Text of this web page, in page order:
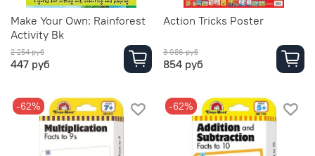
Make Your Own: Rainforest
Activity Bk
2 254 руб
447 руб
Action Tricks Poster
3 986 руб
854 руб
-62% -62%